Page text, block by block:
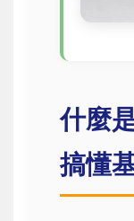
什麼
搞懂